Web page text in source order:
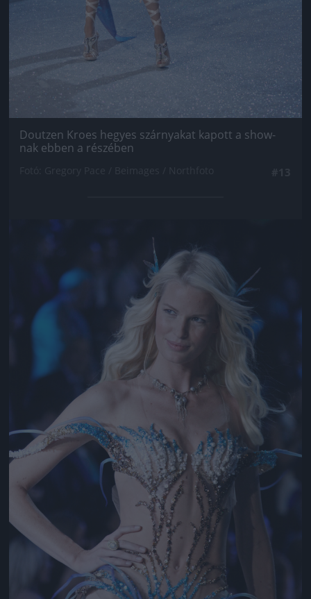
Doutzen Kroes hegyes szárnyakat kapott a show-
nak ebben a részében
Jön még kép!